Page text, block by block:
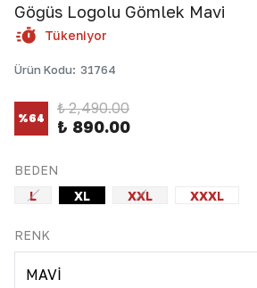
Göğüs Logolu Gömlek Mavi
Tükeniyor
Ürün Kodu: 31764
%64
₺ 2,490.00
₺ 890.00
BEDEN
L
XL XXL XXXL
RENK